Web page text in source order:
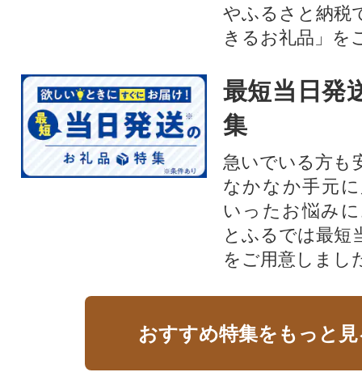
やふるさと納税
きるお礼品」を
最短当日発
集
急いでいる方も
なかなか手元
いったお悩み
とふるでは最短
をご用意しまし
おすすめ特集をもっと